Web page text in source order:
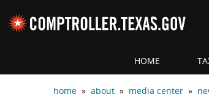
HOME
home » about » media center »